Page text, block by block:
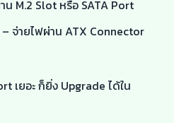
น M.2 Slot หรือ SATA Port
– จ่ายไฟผ่าน ATX Connector
เยอะ ก็ยิ่ง Upgrade ได้ใน